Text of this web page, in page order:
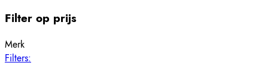
Filter op prijs
Merk
Filters: